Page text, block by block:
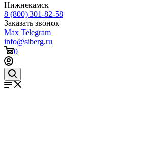
Нижнекамск
8 (800) 301-82-58
Заказать звонок
Max Telegram
info@siberg.ru
0